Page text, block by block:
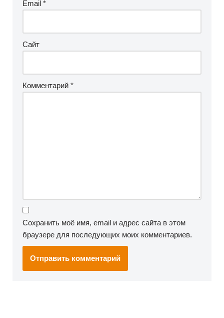
Email *
Сайт
Комментарий *
Сохранить моё имя, email и адрес сайта в этом
браузере для последующих моих комментариев.